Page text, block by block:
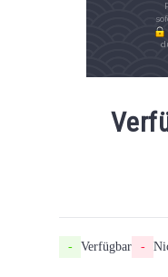
- Verfügbar -